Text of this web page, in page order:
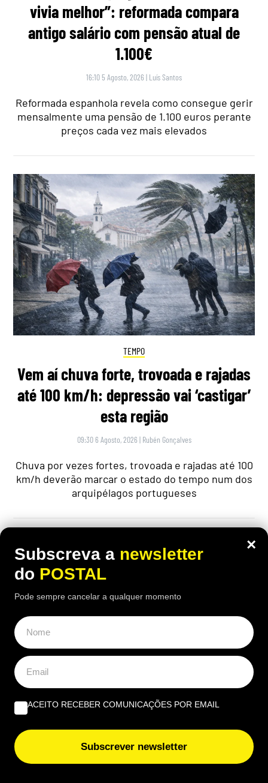
vivia melhor”: reformada compara
antigo salário com pensão atual de
1.100€
16:10 5 Agosto, 2026 | Luís Santos
Reformada espanhola revela como consegue gerir
mensalmente uma pensão de 1.100 euros perante
preços cada vez mais elevados
TEMPO
Vem aí chuva forte, trovoada e rajadas
até 100 km/h: depressão vai ‘castigar’
esta região
09:30 6 Agosto, 2026 | Rubén Gonçalves
Chuva por vezes fortes, trovoada e rajadas até 100
km/h deverão marcar o estado do tempo num dos
arquipélagos portugueses
GASTRONOMIA
“O verdadeiro sabor da Guia”: nesta
churrasqueira algarvia da EN125 ainda
×
Subscreva a newsletter
do POSTAL
Pode sempre cancelar a qualquer momento
ACEITO RECEBER COMUNICAÇÕES POR EMAIL
Subscrever newsletter